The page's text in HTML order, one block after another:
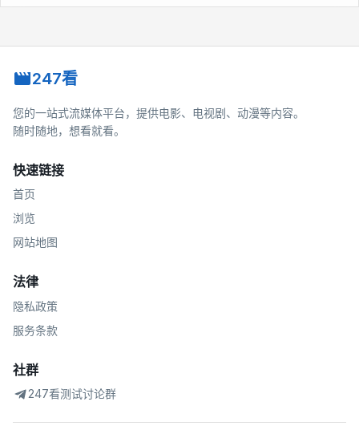
247看
您的一站式流媒体平台，提供电影、电视剧、动漫等内容。
随时随地，想看就看。
快速链接
首页
浏览
网站地图
法律
隐私政策
服务条款
社群
247看测试讨论群